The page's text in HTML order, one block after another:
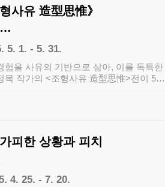
사유 造型思惟》
…
5. 1. - 5. 31.
험을 사유의 기반으로 삼아, 이를 독특한
목 작가의 <조형사유 造型思惟>전이 5…
피한 상황과 피치
리 부산, 2025. 4. 25. - 7. 20.